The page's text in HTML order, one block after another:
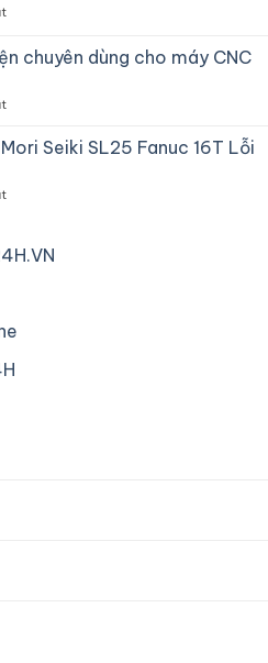
Lỗi
Zero,
Dây
Fanuc
Vận
ở
Tiện
Lỗi
Chậm
Tần
chuyên dùng cho máy CNC
ở
điều
điện
cho
nghiệp
Seiki SL25 Fanuc 16T Lỗi
ở
Tiện
SL25
16T
Lỗi